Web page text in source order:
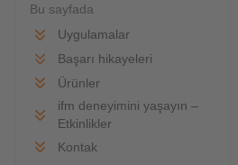
Bu sayfada
Uygulamalar
Başarı hikayeleri
Ürünler
ifm deneyimini yaşayın –
Etkinlikler
Kontak